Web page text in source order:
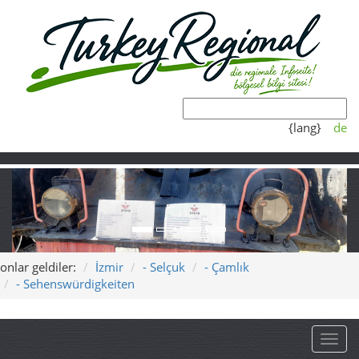
{lang} de
onlar geldiler: İzmir - Selçuk
- Çamlık
- Sehenswürdigkeiten